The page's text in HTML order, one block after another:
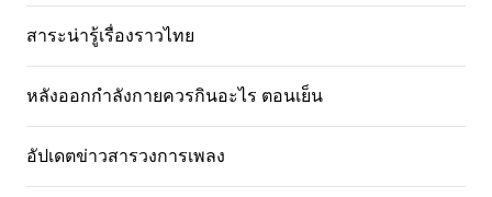
สาระน่ารู้เรื่องราวไทย
หลังออกกําลังกายควรกินอะไร ตอนเย็น
อัปเดตข่าวสารวงการเพลง